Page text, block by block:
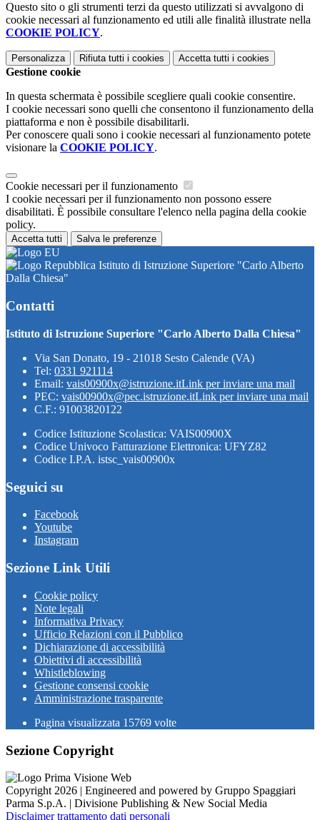
Questo sito o gli strumenti terzi da questo utilizzati si avvalgono di
cookie necessari al funzionamento ed utili alle finalità illustrate nella
COOKIE POLICY.
Personalizza Rifiuta tutti i cookies Accetta tutti i cookies
Gestione cookie
In questa schermata è possibile scegliere quali cookie consentire.
I cookie necessari sono quelli che consentono il funzionamento della
piattaforma e non è possibile disabilitarli.
Per conoscere quali sono i cookie necessari al funzionamento potete
visionare la COOKIE POLICY.
Cookie necessari per il funzionamento
I cookie necessari per il funzionamento non possono essere
disabilitati. È possibile consultare l'elenco nella pagina della cookie
policy.
Accetta tutti Salva le preferenze
Istituto di Istruzione Superiore "Carlo Alberto
Dalla Chiesa"
Contatti
Istituto di Istruzione Superiore "Carlo Alberto Dalla Chiesa"
Via San Donato, 19 - 21018 Sesto Calende (VA)
Tel: 0331 921114
Email: vais00900x@istruzione.itLink per inviare una mail
PEC: vais00900x@pec.istruzione.itLink per inviare una mail
C.F.: 91003820122
Codice Istituzione Scolastica: VAIS00900X
Codice Univoco Fatturazione Elettronica: UFYZ82
Codice I.P.A. istsc_vais00900x
Seguici su
Facebook
Youtube
Instagram
Sezione Link Utili
Cookie policy
Note legali
Informativa Privacy
Ufficio Relazioni con il Pubblico
Dichiarazione di accessibilità
Obiettivi di accessibilità
Whistleblowing
Gestione consensi cookie
Amministrazione trasparente
Pagina visualizzata 15769 volte
Sezione Copyright
Copyright 2026 | Engineered and powered by Gruppo Spaggiari
Parma S.p.A. | Divisione Publishing & New Social Media
Disclaimer trattamento dati personali